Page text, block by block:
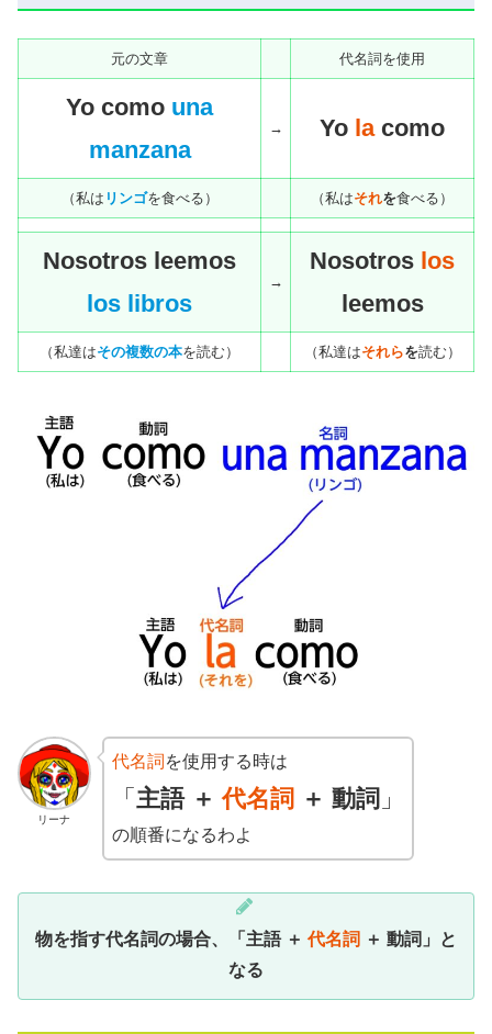
元の文章 代名詞を使用
Yo como una
manzana
→ Yo lacomo
（私は リンゴを食べる） （私はそれを食べる）
Nosotros leemos
los libros
→
Nosotros los
leemos
（私達はその複数の本を読む） （私達はそれらを読む）
リーナ
代名詞 を使用する時は
「 主語 ＋ 代名詞 ＋ 動詞 」
の順番になるわよ
物を指す代名詞の場合、「 主語 ＋ 代名詞 ＋ 動詞 」と
なる